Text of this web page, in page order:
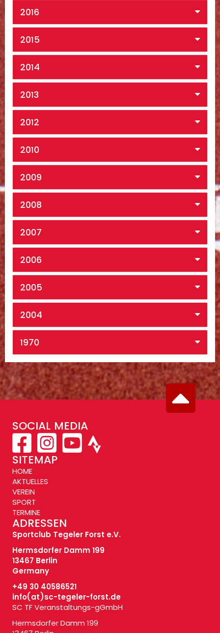
2016
2015
2014
2013
2012
2010
2009
2008
2007
2006
2005
2004
1970
SOCIAL MEDIA
SITEMAP
HOME
AKTUELLES
VEREIN
SPORT
TERMINE
ADRESSEN
Sportclub Tegeler Forst e.V.
Hermsdorfer Damm 199
13467 Berlin
Germany
+49 30 40586521
info(at)sc-tegeler-forst.de
SC TF Veranstaltungs-gGmbH
Hermsdorfer Damm 199